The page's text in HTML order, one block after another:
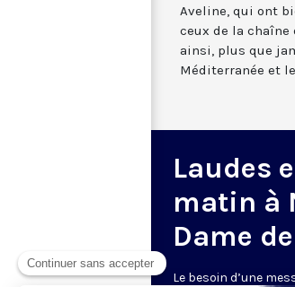
Aveline, qui ont
ceux de la chaîne
ainsi, plus que
Méditerranée et
Laudes
matin à
Dame
Le besoin d’une